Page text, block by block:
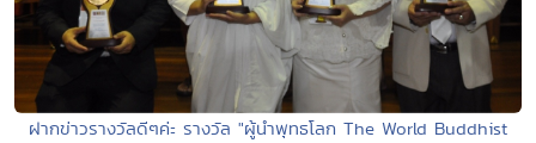
ฝากข่าวรางวัลดีๆค่ะ รางวัล "ผู้นำพุทธโลก The World Buddhist